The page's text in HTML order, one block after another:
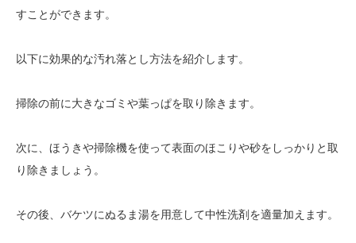
すことができます。
以下に効果的な汚れ落とし方法を紹介します。
掃除の前に大きなゴミや葉っぱを取り除きます。
次に、ほうきや掃除機を使って表面のほこりや砂をしっかりと取
り除きましょう。
その後、バケツにぬるま湯を用意して中性洗剤を適量加えます。